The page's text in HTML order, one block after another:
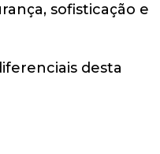
sofisticação e
desta